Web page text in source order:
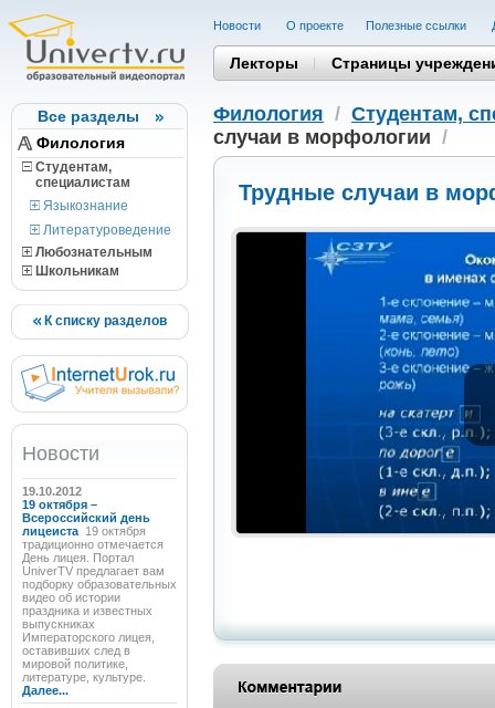
Все разделы
Филология
Студентам,
cпециалистам
Языкознание
Литературоведение
Любознательным
Школьникам
К списку разделов
Новости
19.10.2012
19 октября –
Всероссийский день
лицеиста 19 октября
традиционно отмечается
День лицея. Портал
UniverTV предлагает вам
подборку образовательных
видео об истории
праздника и известных
выпускниках
Императорского лицея,
оставивших след в
мировой политике,
литературе, культуре.
Далее...
Новости О проекте Полезные cсылки
Лекторы Страницы
Филология / Студентам,
случаи в морфологии /
Трудные случаи в